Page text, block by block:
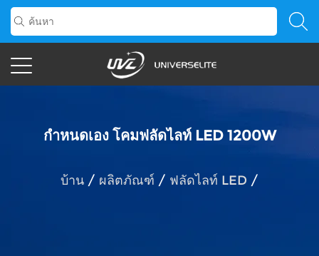
กำหนดเอง โคมฟลัดไลท์ LED 1200W
บ้าน / ผลิตภัณฑ์ / ฟลัดไลท์ LED /